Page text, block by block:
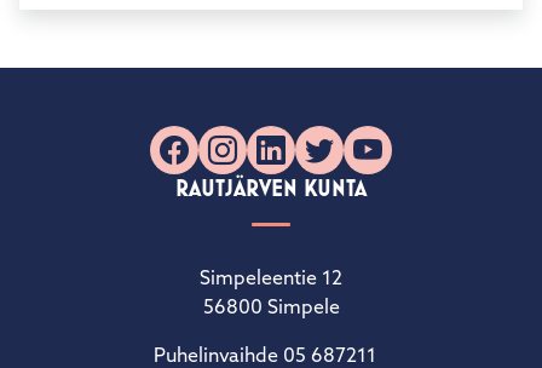
Facebook
Instagram
LinkedIn
X YouTube
RAUTJÄRVEN KUNTA
Simpeleentie 12
56800 Simpele
Puhelinvaihde 05 687211